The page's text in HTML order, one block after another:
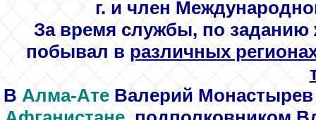
г. и член
За время службы, по заданию
побывал в различных
В Алма-АтеВалерий Монастырев